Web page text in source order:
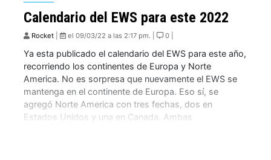
Calendario del EWS para este 2022
Rocket el 09/03/22 a las 2:17 pm. | 0 |
Ya esta publicado el calendario del EWS para este año,
recorriendo los continentes de Europa y Norte
America. No es sorpresa que nuevamente el EWS se
mantenga en el continente de Europa. Eso sí, se
agregó Norte America con tres fechas, dos en
Estados Unidos y una en Canada. Ambas